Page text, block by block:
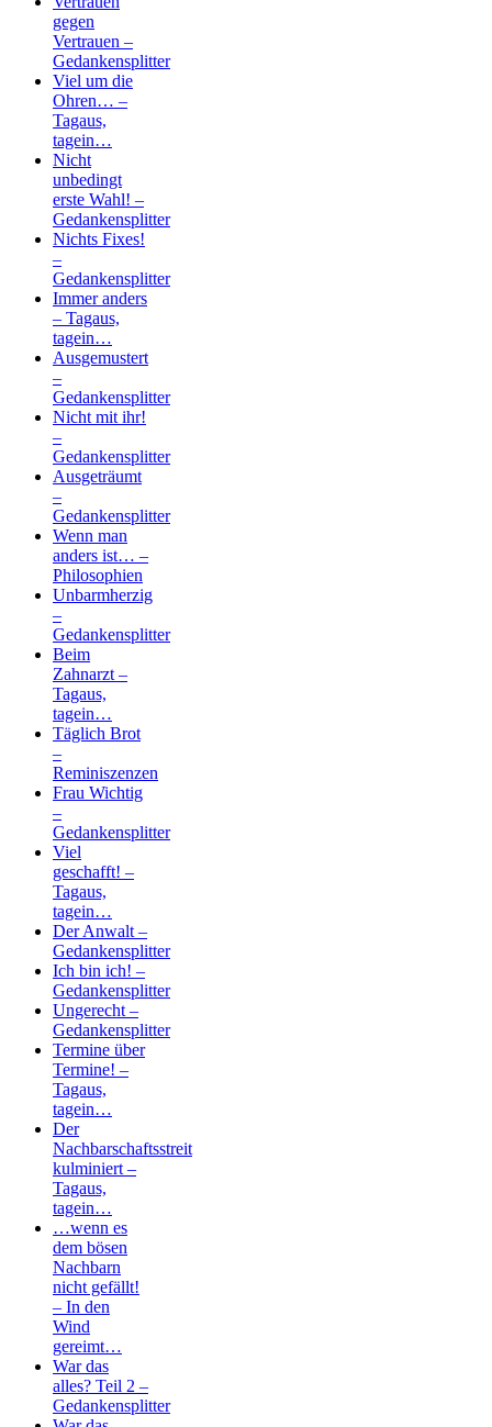
gegen
Vertrauen –
Gedankensplitter
Viel um die
Ohren… –
Tagaus,
tagein…
Nicht
unbedingt
erste Wahl! –
Gedankensplitter
Nichts Fixes!
–
Gedankensplitter
Immer anders
– Tagaus,
tagein…
Ausgemustert
–
Gedankensplitter
Nicht mit ihr!
–
Gedankensplitter
Ausgeträumt
–
Gedankensplitter
Wenn man
anders ist… –
Philosophien
Unbarmherzig
–
Gedankensplitter
Beim
Zahnarzt –
Tagaus,
tagein…
Täglich Brot
–
Reminiszenzen
Frau Wichtig
–
Gedankensplitter
Viel
geschafft! –
Tagaus,
tagein…
Der Anwalt –
Gedankensplitter
Ich bin ich! –
Gedankensplitter
Ungerecht –
Gedankensplitter
Termine über
Termine! –
Tagaus,
tagein…
Der
Nachbarschaftsstreit
kulminiert –
Tagaus,
tagein…
…wenn es
dem bösen
Nachbarn
nicht gefällt!
– In den
Wind
gereimt…
War das
alles? Teil 2 –
Gedankensplitter